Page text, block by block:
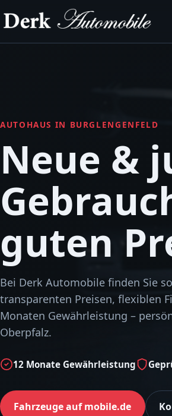
AUTOHAUS IN BURGLENGENFELD
Neue &
guten
Bei Derk Automobile finden Sie
transparenten Preisen, flexiblen
Monaten Gewährleistung –
Oberpfalz.
12 Monate Gewährleistung
Fahrzeuge auf mobile.de